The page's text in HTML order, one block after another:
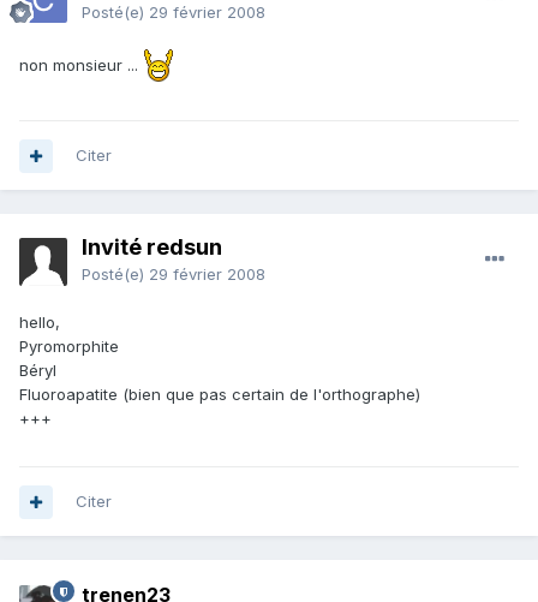
Posté(e) 29 février 2008
non monsieur ...
Citer
Invité redsun
Posté(e) 29 février 2008
hello,
Pyromorphite
Béryl
Fluoroapatite (bien que pas certain de l'orthographe)
+++
Citer
trenen23